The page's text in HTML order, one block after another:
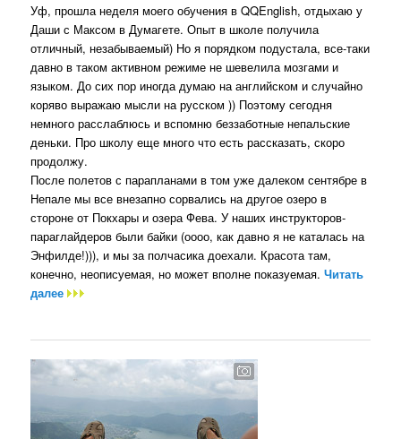
Уф, прошла неделя моего обучения в QQEnglish, отдыхаю у
Даши с Максом в Думагете. Опыт в школе получила
отличный, незабываемый) Но я порядком подустала, все-таки
давно в таком активном режиме не шевелила мозгами и
языком. До сих пор иногда думаю на английском и случайно
коряво выражаю мысли на русском )) Поэтому сегодня
немного расслаблюсь и вспомню беззаботные непальские
деньки. Про школу еще много что есть рассказать, скоро
продолжу.
После полетов с парапланами в том уже далеком сентябре в
Непале мы все внезапно сорвались на другое озеро в
стороне от Покхары и озера Фева. У наших инструкторов-
параглайдеров были байки (оооо, как давно я не каталась на
Энфилде!))), и мы за полчасика доехали. Красота там,
конечно, неописуемая, но может вполне показуемая.Читать
далее